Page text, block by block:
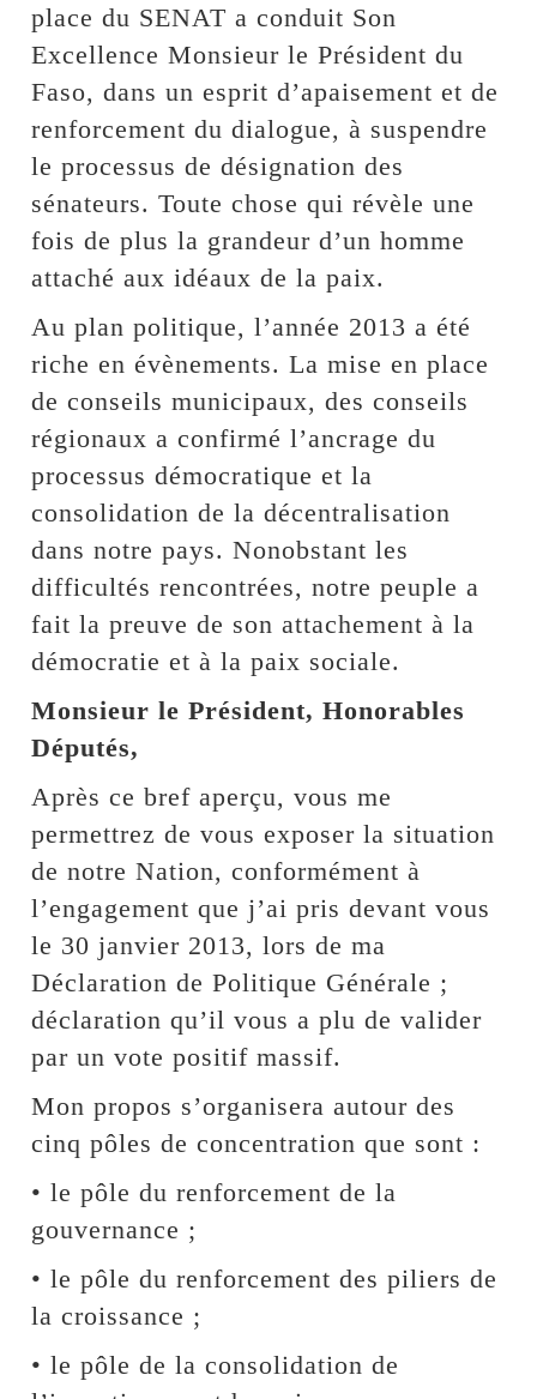
place du SENAT a conduit Son
Excellence Monsieur le Président du
Faso, dans un esprit d’apaisement et de
renforcement du dialogue, à suspendre
le processus de désignation des
sénateurs. Toute chose qui révèle une
fois de plus la grandeur d’un homme
attaché aux idéaux de la paix.
Au plan politique, l’année 2013 a été
riche en évènements. La mise en place
de conseils municipaux, des conseils
régionaux a confirmé l’ancrage du
processus démocratique et la
consolidation de la décentralisation
dans notre pays. Nonobstant les
difficultés rencontrées, notre peuple a
fait la preuve de son attachement à la
démocratie et à la paix sociale.
Monsieur le Président, Honorables
Députés,
Après ce bref aperçu, vous me
permettrez de vous exposer la situation
de notre Nation, conformément à
l’engagement que j’ai pris devant vous
le 30 janvier 2013, lors de ma
Déclaration de Politique Générale ;
déclaration qu’il vous a plu de valider
par un vote positif massif.
Mon propos s’organisera autour des
cinq pôles de concentration que sont :
• le pôle du renforcement de la
gouvernance ;
• le pôle du renforcement des piliers de
la croissance ;
• le pôle de la consolidation de